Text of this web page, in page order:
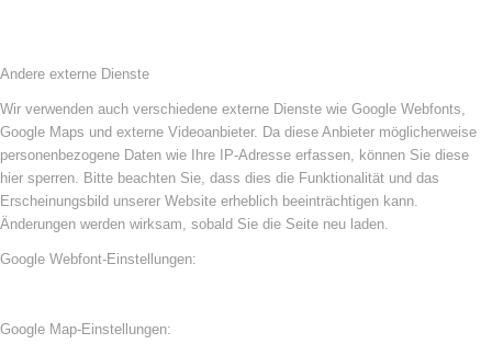
Andere externe Dienste
Wir verwenden auch verschiedene externe Dienste wie Google Webfonts,
Google Maps und externe Videoanbieter. Da diese Anbieter möglicherweise
personenbezogene Daten wie Ihre IP-Adresse erfassen, können Sie diese
hier sperren. Bitte beachten Sie, dass dies die Funktionalität und das
Erscheinungsbild unserer Website erheblich beeinträchtigen kann.
Änderungen werden wirksam, sobald Sie die Seite neu laden.
Google Webfont-Einstellungen:
Google Map-Einstellungen: